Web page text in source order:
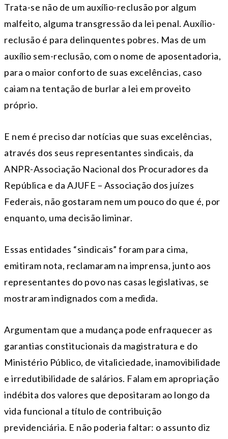
Trata-se não de um auxílio-reclusão por algum
malfeito, alguma transgressão da lei penal. Auxílio-
reclusão é para delinquentes pobres. Mas de um
auxílio sem-reclusão, com o nome de aposentadoria,
para o maior conforto de suas excelências, caso
caiam na tentação de burlar a lei em proveito
próprio.
E nem é preciso dar notícias que suas excelências,
através dos seus representantes sindicais, da
ANPR-Associação Nacional dos Procuradores da
República e da AJUFE – Associação dos juízes
Federais, não gostaram nem um pouco do que é, por
enquanto, uma decisão liminar.
Essas entidades “sindicais” foram para cima,
emitiram nota, reclamaram na imprensa, junto aos
representantes do povo nas casas legislativas, se
mostraram indignados com a medida.
Argumentam que a mudança pode enfraquecer as
garantias constitucionais da magistratura e do
Ministério Público, de vitaliciedade, inamovibilidade
e irredutibilidade de salários. Falam em apropriação
indébita dos valores que depositaram ao longo da
vida funcional a título de contribuição
previdenciária. E não poderia faltar: o assunto diz